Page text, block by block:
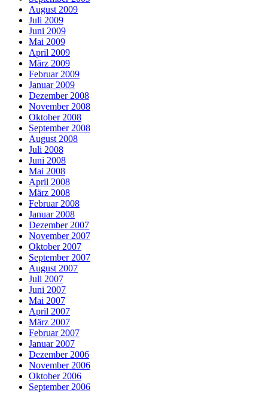
August 2009
Juli 2009
Juni 2009
Mai 2009
April 2009
März 2009
Februar 2009
Januar 2009
Dezember 2008
November 2008
Oktober 2008
September 2008
August 2008
Juli 2008
Juni 2008
Mai 2008
April 2008
März 2008
Februar 2008
Januar 2008
Dezember 2007
November 2007
Oktober 2007
September 2007
August 2007
Juli 2007
Juni 2007
Mai 2007
April 2007
März 2007
Februar 2007
Januar 2007
Dezember 2006
November 2006
Oktober 2006
September 2006